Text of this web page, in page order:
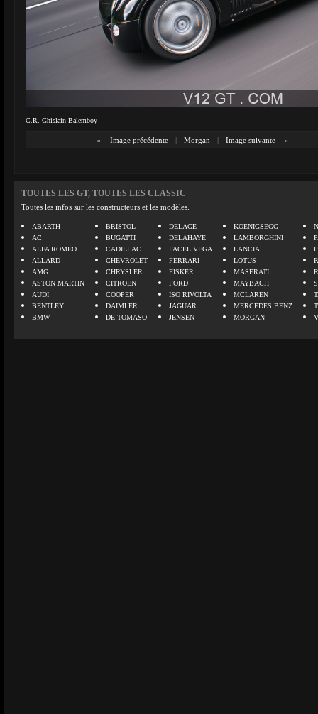
C.R. Ghislain Balemboy
« Image précédente | Morgan | Image suivante »
TOUTES LES GT, TOUTES LES CLASSIC
Toutes les infos sur les constructeurs et les modèles.
ABARTH
AC
ALFA ROMEO
ALLARD
AMG
ASTON MARTIN
AUDI
BENTLEY
BMW
BRISTOL
BUGATTI
CADILLAC
CHEVROLET
CHRYSLER
CITROEN
COOPER
DAIMLER
DE TOMASO
DELAGE
DELAHAYE
FACEL VEGA
FERRARI
FISKER
FORD
ISO RIVOLTA
JAGUAR
JENSEN
KOENIGSEGG
LAMBORGHINI
LANCIA
LOTUS
MASERATI
MAYBACH
MCLAREN
MERCEDES BENZ
MORGAN